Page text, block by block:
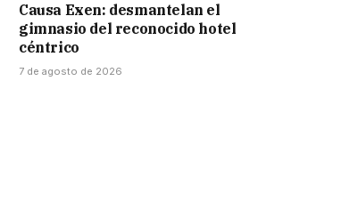
Causa Exen: desmantelan el
gimnasio del reconocido hotel
céntrico
7 de agosto de 2026